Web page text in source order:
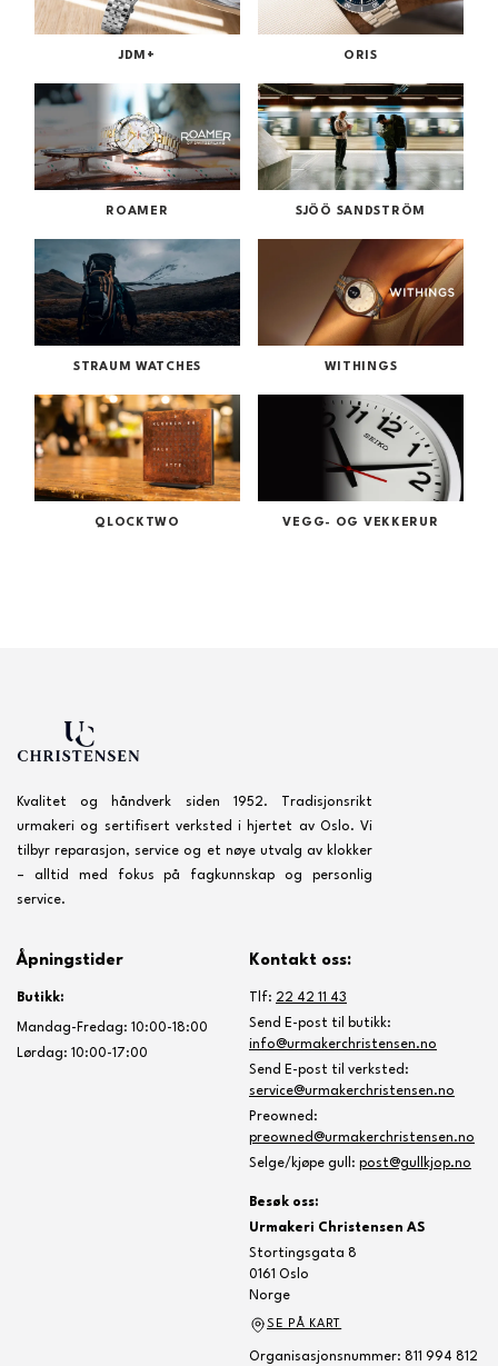
JDM+ ORIS
ROAMER SJÖÖ SANDSTRÖM
STRAUM WATCHES WITHINGS
QLOCKTWO VEGG- OG VEKKERUR
Kvalitet og håndverk siden 1952. Tradisjonsrikt
urmakeri og sertifisert verksted i hjertet av Oslo. Vi
tilbyr reparasjon, service og et nøye utvalg av klokker
– alltid med fokus på fagkunnskap og personlig
service.
Åpningstider
Butikk:
Mandag-Fredag: 10:00-18:00
Lørdag: 10:00-17:00
Kontakt oss:
Tlf: 22 42 11 43
Send E-post til butikk:
info@urmakerchristensen.no
Send E-post til verksted:
service@urmakerchristensen.no
Preowned:
preowned@urmakerchristensen.no
Selge/kjøpe gull: post@gullkjop.no
Besøk oss:
Urmakeri Christensen AS
Stortingsgata 8
0161 Oslo
Norge
SE PÅ KART
Organisasjonsnummer: 811 994 812